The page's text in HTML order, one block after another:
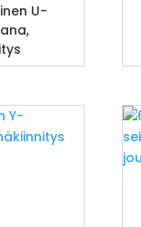
U-